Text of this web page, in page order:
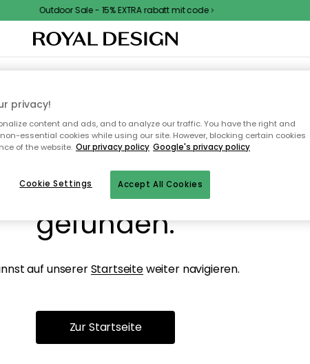
Outdoor Sale - 15% EXTRA rabatt mit code
TEXTILIEN & TEPPICHEKÜCHEAUFBEWAHRUNGOUTDOOR-MÖBEL
die Seite wurde nicht
gefunden.
auf unsererStartseiteweiter navigieren.
Zur Startseite
privacy!
content and ads, and to analyze our traffic. You have the right and
essential cookies while using our site. However, blocking certain cookies
of the website. Our privacy policy Google's privacy policy
Accept All Cookies
Cookie Settings